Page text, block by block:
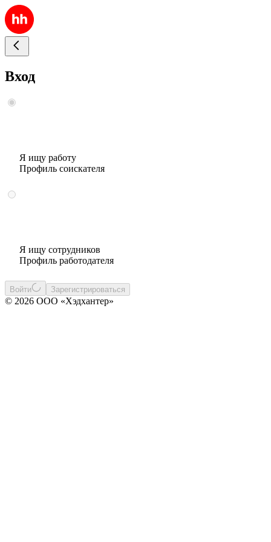
Вход
Я ищу работу
Профиль соискателя
Я ищу сотрудников
Профиль работодателя
Войти Зарегистрироваться
© 2026 ООО «Хэдхантер»